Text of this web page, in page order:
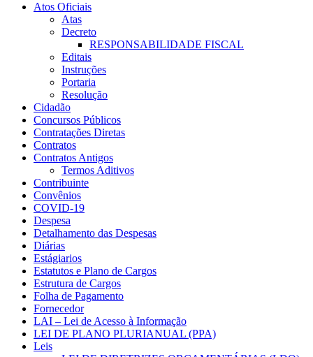
Atos Oficiais
Atas
Decreto
RESPONSABILIDADE FISCAL
Editais
Instruções
Portaria
Resolução
Cidadão
Concursos Públicos
Contratações Diretas
Contratos
Contratos Antigos
Termos Aditivos
Contribuinte
Convênios
COVID-19
Despesa
Detalhamento das Despesas
Diárias
Estágiarios
Estatutos e Plano de Cargos
Estrutura de Cargos
Folha de Pagamento
Fornecedor
LAI – Lei de Acesso à Informação
LEI DE PLANO PLURIANUAL (PPA)
Leis